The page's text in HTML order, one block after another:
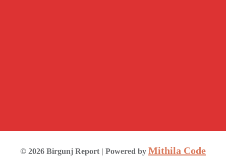
© 2026 Birgunj Report | Powered by Mithila Code